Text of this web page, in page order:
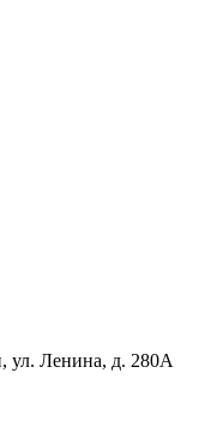
ул. Ленина, д. 280А